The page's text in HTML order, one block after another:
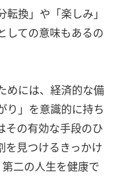
換」や「楽しみ」
しての意味もあるの
めには、経済的な備
り」を意識的に持ち
その有効な手段のひ
を見つけるきっかけ
二の人生を健康で